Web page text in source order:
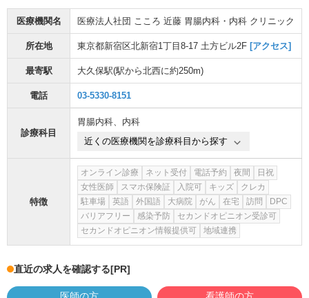
医療機関名 医療法人社団 こころ 近藤 胃腸内科・内科 クリニック
所在地 東京都新宿区北新宿1丁目8-17 土方ビル2F [アクセス]
最寄駅 大久保駅(駅から北西に約250m)
電話 03-5330-8151
診療科目
胃腸内科、 内科
近くの医療機関を診療科目から探す
特徴
オンライン診療 ネット受付 電話予約 夜間
日祝
女性医師
スマホ保険証 入院可 キッズ
クレカ
駐車場
英語 外国語 大病院 がん 在宅 訪問
DPC
バリアフリー
感染予防
セカンドオピニオン受診可
セカンドオピニオン情報提供可
地域連携
直近の求人を確認する[PR]